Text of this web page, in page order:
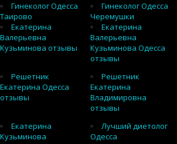
Гинеколог Одесса
Таирово
Гинеколог Одесса
Черемушки
Екатерина
Валерьевна
Кузьминова отзывы
Екатерина
Валерьевна
Кузьминова Одесса
отзывы
Решетник
Екатерина Одесса
отзывы
Решетник
Екатерина
Владимировна
отзывы
Екатерина
Кузьминова
Лучший диетолог
Одесса